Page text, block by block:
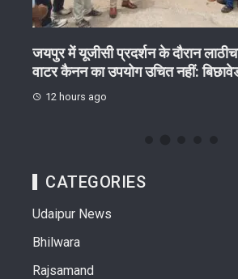
जयपुर में यूजीसी प्रदर्शन के दौरान
वाटर कैनन का उपयोग उचित नहीं:
12 hours ago
CATEGORIES
Udaipur News
Bhilwara
Rajsamand